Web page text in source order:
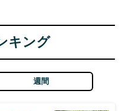
キング
週間